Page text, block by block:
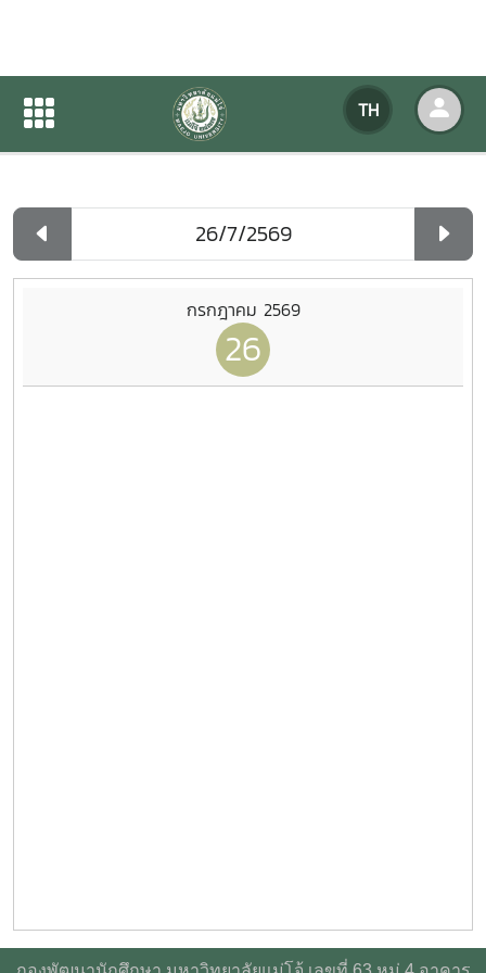
TH
ปฏิทินกิจกรรมของหน่วยงาน
ปฏิทินกิจกรรมของหน่วยงาน
กรกฎาคม 2569
26